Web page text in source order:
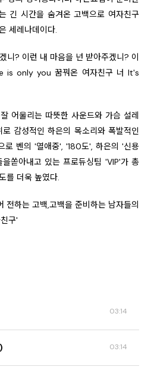
긴 시간을 숨겨온 고백으로 여자친구
세레나데이다.
니? 이런 내 마음을 넌 받아주겠니? 이
is only you 꿈꿔온 여자친구 너 It's
어울리는 따뜻한 사운드와 가슴 설레
감성적인 하은의 목소리와 폭발적인
로 벤의 '열애중', '180도', 하은의 '신용
쏟아내고 있는 프로듀싱팀 'VIP'가 총
를 더욱 높였다.
전하는 고백,고백을 준비하는 남자들의
구'
03:14
03:14